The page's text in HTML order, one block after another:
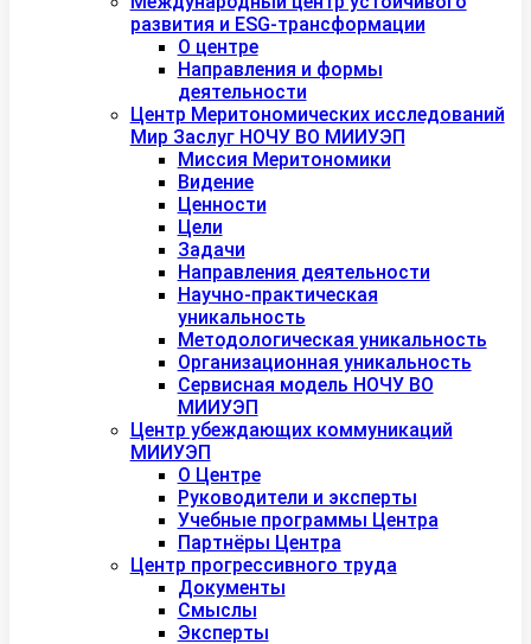
развития и ESG-трансформации
О центре
Направления и формы
деятельности
Центр Меритономических исследований
Мир Заслуг НОЧУ ВО МИИУЭП
Миссия Меритономики
Видение
Ценности
Цели
Задачи
Направления деятельности
Научно-практическая
уникальность
Методологическая уникальность
Организационная уникальность
Сервисная модель НОЧУ ВО
МИИУЭП
Центр убеждающих коммуникаций
МИИУЭП
О Центре
Руководители и эксперты
Учебные программы Центра
Партнёры Центра
Центр прогрессивного труда
Документы
Смыслы
Эксперты